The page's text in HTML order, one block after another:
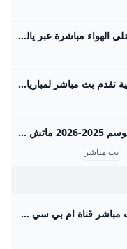
حصريا .. شاهد مباراة الاهلي واستاد مالي علي الهواء مباشرة عبر ياللاكورة يلاكورة اعضاء وزوار Yallakora.com الكرام، يسعد الموقع ان يبلغكم بأنه حصل بشكل حصري علي حقوق بث ونقل لقائي الاهلي والزمالك في دوري ابطال افريقيا علي الهواء مباشرة. مباريات الغد 06:11 م 14/05/2012 حصريا .. شاهد مباراة الاهلي واستاد مالي علي الهواء مباشرة عبر ياللاكورة تابعنا على كتب - فريق عمل ياللاكورة:اعضاء وزوار Yallakora.com الكرام، يسعد الموقع ان يبلغكم بأنه حصل بشكل حصري علي حقوق بث ونقل لقاء الأهلي واستاد مالي في دوري ابطال افريقيا علي الهواء مباشرة.
kora plus - YouTube قناة رياضية تقدم بث مباشر لمباريات الدوري وكأس مصر.. ومتابعة الأخبار الحصرية.. وبرامج متنوعة
بث مباشر مباريات الأهلي موسم 2025-2026 ماتش الأهلي بث مباشر هو حدث رياضي أساسي لعشاق كرة القدم في مصر والوطن العربي، حيث يحظى الفريق الجماهيري الكبير بتغطية إعلامية واهتمام واسع، خصوصًا في موسم 2025-2026 من الدوري المصري الممتاز. تتسم مباريات الأهلي هذا الموسم بالتنافسية والجدية بعد بداية متذبذبة كما يظهر من وضعيته الحالية في جدول الترتيب، حيث يسعى الفريق لاستعادة مستواه المتميز. مواعيد مباريات الأهلي تفصيليًا وفقًا لجدول مباريات الأهلي المعتمد من رابطة الأندية المصرية المحترفة، كان آخر لقاء جماهيري للأهلي في الدوري يوم 14 سبتمبر 2025 ضد إنبي على ملعب المقاولون العرب، في مباراة أقيمت ضمن الجولة السادسة.
بث مباشر
ماتش مصر وبوركينا فاسو بث مباشر قناة ام بي سي مصر 2 من الممكن مشاهدة مباراة بوركينا فاسو ضد مصر بث مباشر اليوم عبر قنوات SSC السعودية وقنوات أون سبورت المصرية وقناة MBC MASR 2، وأيضًا عن طريق البث المباشر ماتش مصر وبوركينا فاسو بث مباشر قناة ام بي سي مصر 2 Published 16 ساعة agoon 2025-09-09By تركيا اليوموتقام المباراة على ملعب 4 أغسطس بالعاصمة واجادوجو، حيث يسعى الفراعنة إلى تحقيق الفوز وخطف بطاقة التأهل المباشر إلى النهائيات قبل جولتين من نهاية التصفيات، إذ سيرفع الانتصار رصيد المنتخب إلى 22 نقطة تضمن له العبور دون انتظار بقية النتائج.